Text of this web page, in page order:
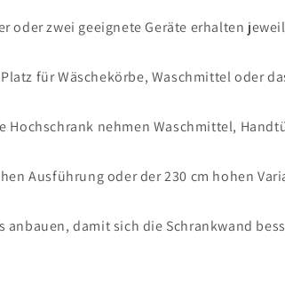
oder zwei geeignete Geräte erhalten
für Wäschekörbe, Waschmittel oder
Hochschrank nehmen Waschmittel,
Ausführung oder der 230 cm hohen
damit sich die Schrankwand